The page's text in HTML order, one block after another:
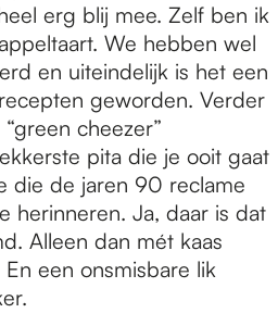
erg blij mee. Zelf ben ik
We hebben wel
en uiteindelijk is het een
geworden. Verder
cheezer”
pita die je ooit gaat
die de jaren 90 reclame
herinneren. Ja, daar is dat
Alleen dan mét kaas
een onsmisbare lik